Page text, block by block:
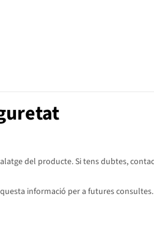
del producte. Si tens dubtes,
informació per a futures